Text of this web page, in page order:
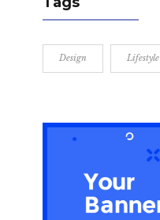
Design Lifestyle